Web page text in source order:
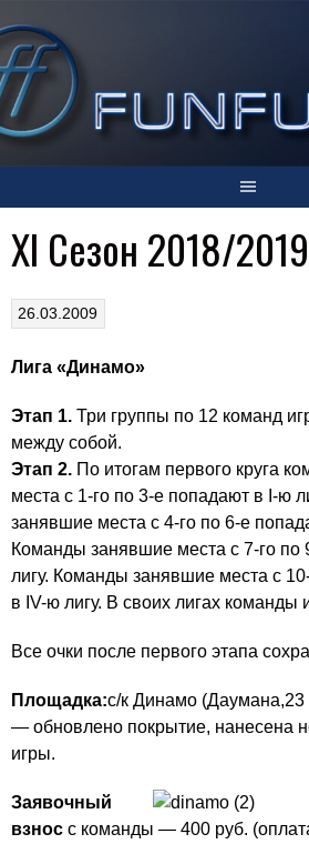
to
content
XI Cезон 2018/2019
26.03.2009
Лига «Динамо»
Этап 1. Три группы по 12 команд
между собой.
Этап 2. По итогам первого круга
места с 1-го по 3-е попадают в I-ю
занявшие места с 4-го по 6-е
Команды занявшие места с 7-го по
лигу. Команды занявшие места с
в IV-ю лигу. В своих лигах команды
Все очки после первого этапа
Площадка:с/к Динамо (Даумана,23
— обновлено покрытие, нанесена
игры.
Заявочный
взнос c команды — 400 руб.